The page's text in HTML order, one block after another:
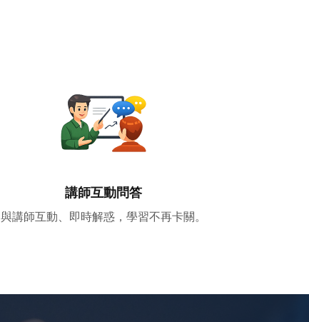
講師互動問答
與講師互動、即時解惑，學習不再卡關。